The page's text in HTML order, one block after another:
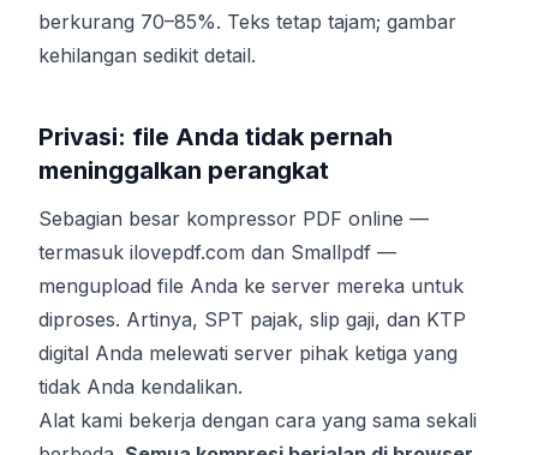
berkurang 70–85%. Teks tetap tajam; gambar
kehilangan sedikit detail.
Privasi: file Anda tidak pernah
meninggalkan perangkat
Sebagian besar kompressor PDF online —
termasuk ilovepdf.com dan Smallpdf —
mengupload file Anda ke server mereka untuk
diproses. Artinya, SPT pajak, slip gaji, dan KTP
digital Anda melewati server pihak ketiga yang
tidak Anda kendalikan.
Alat kami bekerja dengan cara yang sama sekali